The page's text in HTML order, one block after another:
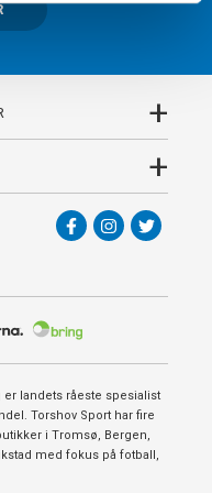
+
+
er landets råeste spesialist
Torshov Sport har fire
i Tromsø, Bergen,
med fokus på fotball,